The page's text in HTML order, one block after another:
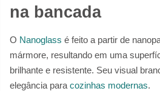
na bancada
O Nanoglass é feito a partir de
mármore, resultando em uma
brilhante e resistente. Seu visual
elegância para cozinhas modernas.